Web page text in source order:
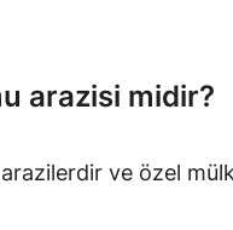
arazisi midir?
ve özel